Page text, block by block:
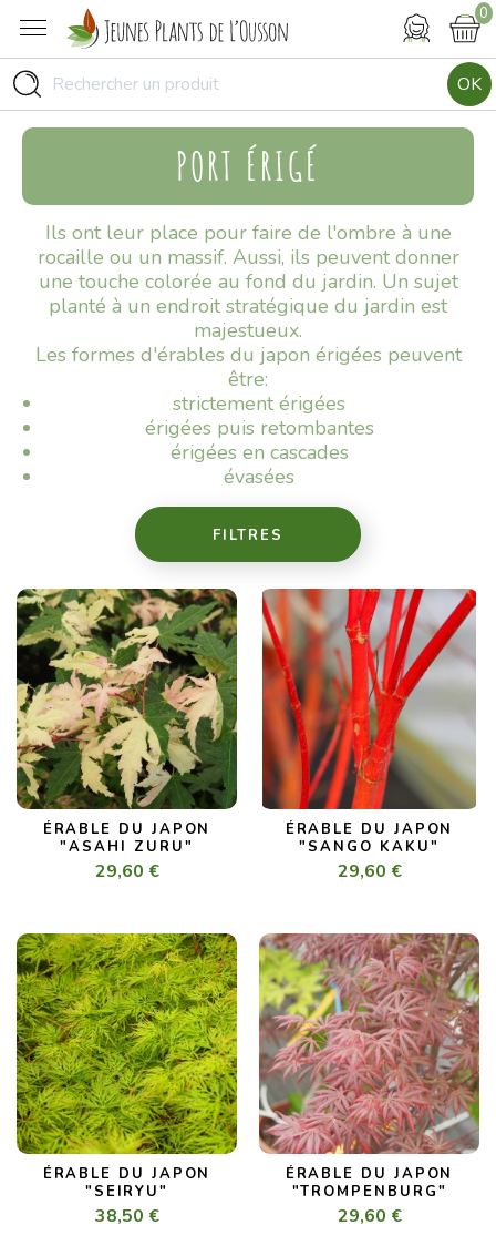
0
OK
PORT ÉRIGÉ
Ils ont leur place pour faire de l'ombre à une
rocaille ou un massif. Aussi, ils peuvent donner
une touche colorée au fond du jardin. Un sujet
planté à un endroit stratégique du jardin est
majestueux.
Les formes d'érables du japon érigées peuvent
être:
strictement érigées
érigées puis retombantes
érigées en cascades
évasées
FILTRES
ÉRABLE DU JAPON
"ASAHI ZURU"
29,60 €
ÉRABLE DU JAPON
"SANGO KAKU"
29,60 €
ÉRABLE DU JAPON
"SEIRYU"
38,50 €
ÉRABLE DU JAPON
"TROMPENBURG"
29,60 €